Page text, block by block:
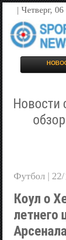
| Четверг,
Новости
Футбол | 22/
Коул о
летнего